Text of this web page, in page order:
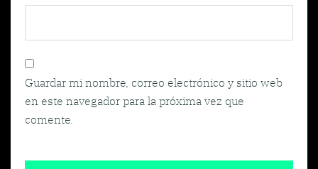
Guardar mi nombre, correo electrónico y sitio web
en este navegador para la próxima vez que
comente.